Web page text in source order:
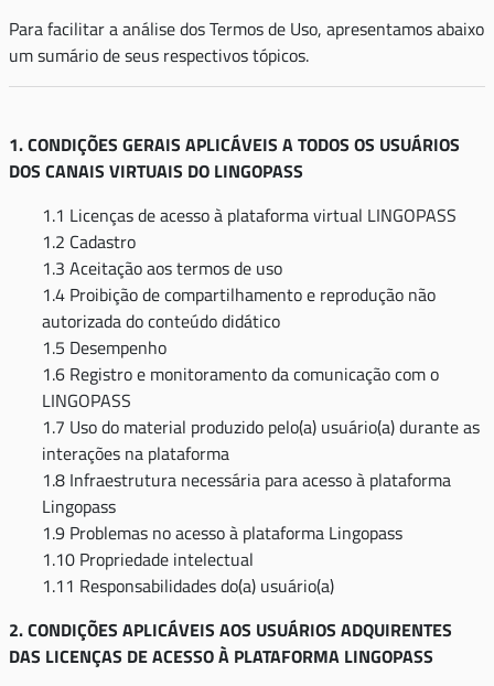
Para facilitar a análise dos Termos de Uso, apresentamos abaixo
um sumário de seus respectivos tópicos.
1. CONDIÇÕES GERAIS APLICÁVEIS A TODOS OS USUÁRIOS
DOS CANAIS VIRTUAIS DO LINGOPASS
1.1 Licenças de acesso à plataforma virtual LINGOPASS
1.2 Cadastro
1.3 Aceitação aos termos de uso
1.4 Proibição de compartilhamento e reprodução não
autorizada do conteúdo didático
1.5 Desempenho
1.6 Registro e monitoramento da comunicação com o
LINGOPASS
1.7 Uso do material produzido pelo(a) usuário(a) durante as
interações na plataforma
1.8 Infraestrutura necessária para acesso à plataforma
Lingopass
1.9 Problemas no acesso à plataforma Lingopass
1.10 Propriedade intelectual
1.11 Responsabilidades do(a) usuário(a)
2. CONDIÇÕES APLICÁVEIS AOS USUÁRIOS ADQUIRENTES
DAS LICENÇAS DE ACESSO À PLATAFORMA LINGOPASS